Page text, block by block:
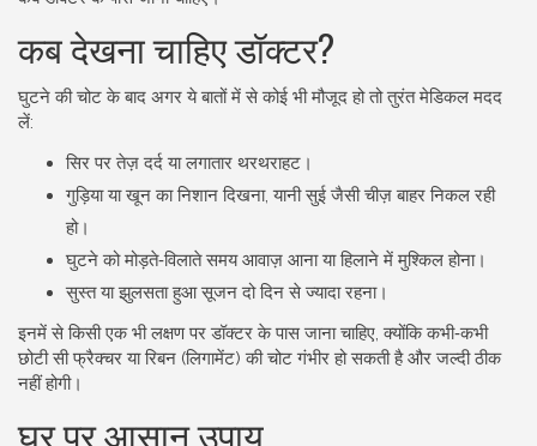
कब देखना चाहिए डॉक्टर?
घुटने की चोट के बाद अगर ये बातों में से कोई भी मौजूद हो तो तुरंत मेडिकल मदद
लें:
सिर पर तेज़ दर्द या लगातार थरथराहट।
गुड़िया या खून का निशान दिखना, यानी सुई जैसी चीज़ बाहर निकल रही
हो।
घुटने को मोड़ते‑विलाते समय आवाज़ आना या हिलाने में मुश्किल होना।
सुस्त या झुलसता हुआ सूजन दो दिन से ज्यादा रहना।
इनमें से किसी एक भी लक्षण पर डॉक्टर के पास जाना चाहिए, क्योंकि कभी‑कभी
छोटी सी फ्रैक्चर या रिबन (लिगामेंट) की चोट गंभीर हो सकती है और जल्दी ठीक
नहीं होगी।
घर पर आसान उपाय